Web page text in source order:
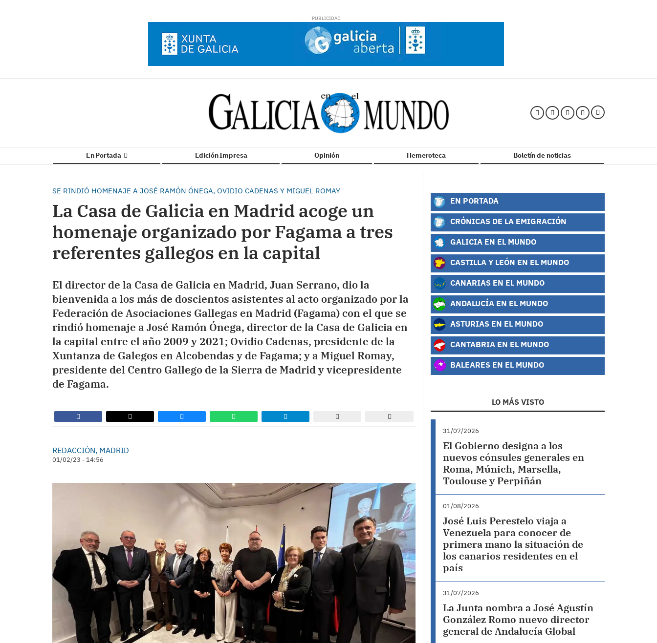
En Portada Edición Impresa Opinión Hemeroteca Boletín de noticias
SE RINDIÓ HOMENAJE A JOSÉ RAMÓN ÓNEGA, OVIDIO CADENAS Y MIGUEL ROMAY
La Casa de Galicia en Madrid acoge un
homenaje organizado por Fagama a tres
referentes gallegos en la capital
El director de la Casa de Galicia en Madrid, Juan Serrano, dio la
bienvenida a los más de doscientos asistentes al acto organizado por la
Federación de Asociaciones Gallegas en Madrid (Fagama) con el que se
rindió homenaje a José Ramón Ónega, director de la Casa de Galicia en
la capital entre el año 2009 y 2021; Ovidio Cadenas, presidente de la
Xuntanza de Galegos en Alcobendas y de Fagama; y a Miguel Romay,
presidente del Centro Gallego de la Sierra de Madrid y vicepresidente
de Fagama.
REDACCIÓN, MADRID
01/02/23 - 14:56
EN PORTADA
CRÓNICAS DE LA EMIGRACIÓN
GALICIA EN EL MUNDO
CASTILLA Y LEÓN EN EL MUNDO
CANARIAS EN EL MUNDO
ANDALUCÍA EN EL MUNDO
ASTURIAS EN EL MUNDO
CANTABRIA EN EL MUNDO
BALEARES EN EL MUNDO
LO MÁS VISTO
31/07/2026
El Gobierno designa a los
nuevos cónsules generales en
Roma, Múnich, Marsella,
Toulouse y Perpiñán
01/08/2026
José Luis Perestelo viaja a
Venezuela para conocer de
primera mano la situación de
los canarios residentes en el
país
31/07/2026
La Junta nombra a José Agustín
González Romo nuevo director
general de Andalucía Global